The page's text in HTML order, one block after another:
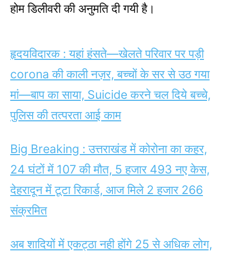
होम डिलीवरी की अनुमति दी गयी है।
हृदयविदारक : यहां हंसते—खेलते परिवार पर पड़ी
corona की काली नज़र, बच्चों के सर से उठ गया
मां—बाप का साया, Suicide करने चल दिये बच्चे,
पुलिस की तत्परता आई काम
Big Breaking : उत्तराखंड में कोरोना का कहर,
24 घंटों में 107 की मौत, 5 हजार 493 नए केस,
देहरादून में टूटा रिकार्ड, आज मिले 2 हजार 266
संक्रमित
अब शादियों में एकट्ठा नही होंगे 25 से अधिक लोग,